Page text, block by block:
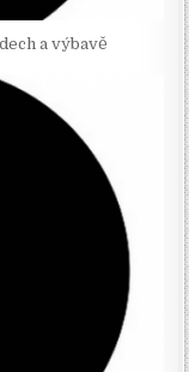
a výbavě